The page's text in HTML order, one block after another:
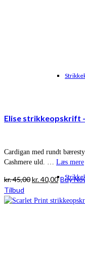
Elise strikkeopskrift
Cardigan med rundt
Cashmere uld. … Læs mere
kr.45,00Den
pris
kr.40,00Den
pris
Buy
Tilbud